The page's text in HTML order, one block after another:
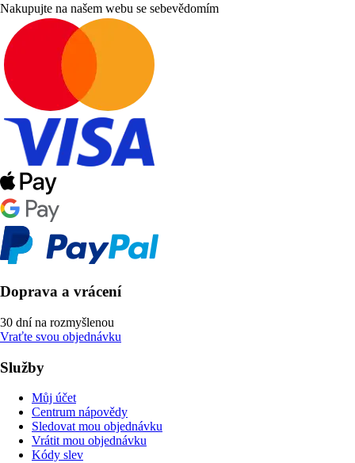
Nakupujte na našem webu se sebevědomím
Doprava a vrácení
30 dní na rozmyšlenou
Vraťte svou objednávku
Služby
Můj účet
Centrum nápovědy
Sledovat mou objednávku
Vrátit mou objednávku
Kódy slev